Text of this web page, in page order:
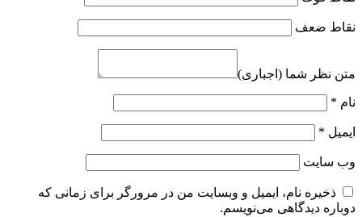
نقاط ضعف
متن نظر شما (اجباری)
نام *
ایمیل *
وب‌ سایت
ذخیره نام، ایمیل و وبسایت من در مرورگر برای زمانی که
دوباره دیدگاهی می‌نویسم.